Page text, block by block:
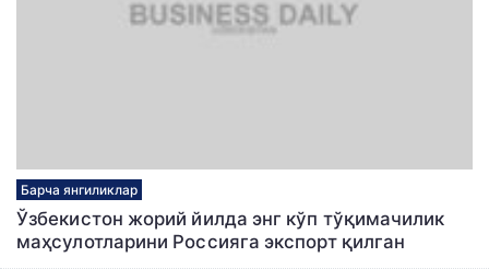
Барча янгиликлар
Ўзбекистон жорий йилда энг кўп тўқимачилик
маҳсулотларини Россияга экспорт қилган